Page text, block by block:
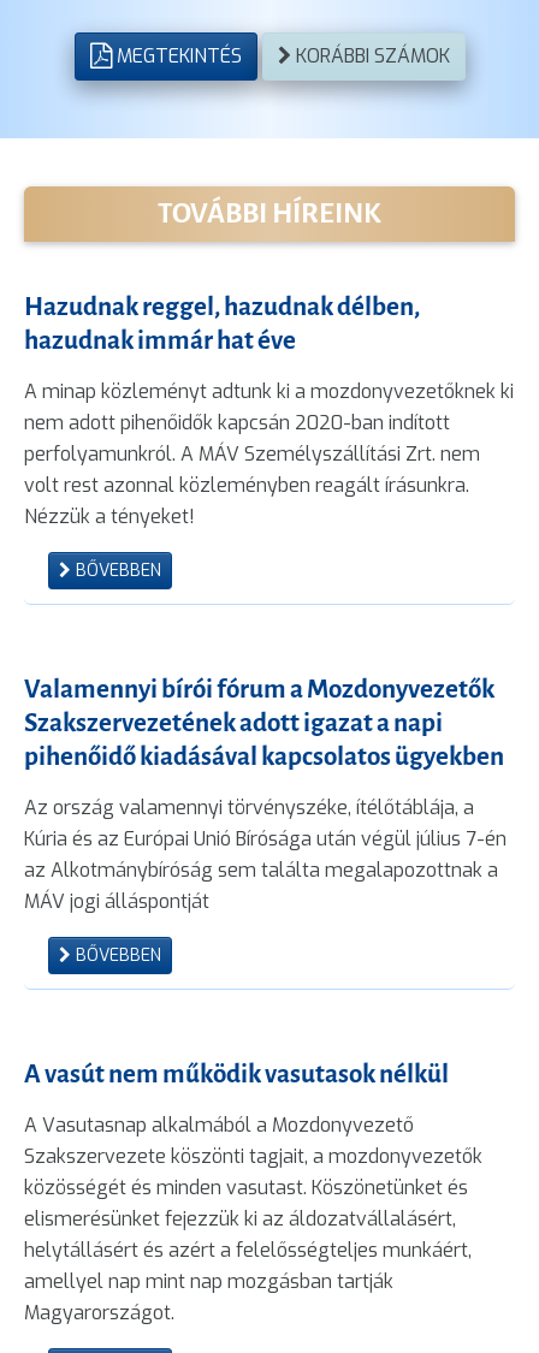
MEGTEKINTÉS KORÁBBI SZÁMOK
TOVÁBBI HÍREINK
Hazudnak reggel, hazudnak délben,
hazudnak immár hat éve
A minap közleményt adtunk ki a mozdonyvezetőknek ki
nem adott pihenőidők kapcsán 2020-ban indított
perfolyamunkról. A MÁV Személyszállítási Zrt. nem
volt rest azonnal közleményben reagált írásunkra.
Nézzük a tényeket!
BŐVEBBEN
Valamennyi bírói fórum a Mozdonyvezetők
Szakszervezetének adott igazat a napi
pihenőidő kiadásával kapcsolatos ügyekben
Az ország valamennyi törvényszéke, ítélőtáblája, a
Kúria és az Európai Unió Bírósága után végül július 7-én
az Alkotmánybíróság sem találta megalapozottnak a
MÁV jogi álláspontját
BŐVEBBEN
A vasút nem működik vasutasok nélkül
A Vasutasnap alkalmából a Mozdonyvezető
Szakszervezete köszönti tagjait, a mozdonyvezetők
közösségét és minden vasutast. Köszönetünket és
elismerésünket fejezzük ki az áldozatvállalásért,
helytállásért és azért a felelősségteljes munkáért,
amellyel nap mint nap mozgásban tartják
Magyarországot.